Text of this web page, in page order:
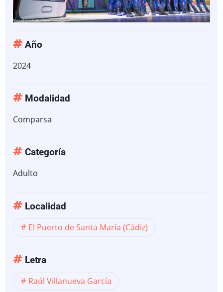
Año
2024
Modalidad
Comparsa
Categoría
Adulto
Localidad
El Puerto de Santa María (Cádiz)
Letra
Raúl Villanueva García